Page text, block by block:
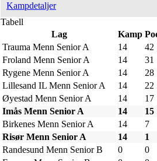
Kampdetaljer
Tabell
Lag
Kamp
Trauma Menn Senior A
14
42
Froland Menn Senior A
14
31
Rygene Menn Senior A
14
28
Lillesand IL Menn Senior A
14
22
Øyestad Menn Senior A
14
17
Imås Menn Senior A
14
15
Birkenes Menn Senior A
14
7
Risør Menn Senior A
14
1
Randesund Menn Senior B
0
0